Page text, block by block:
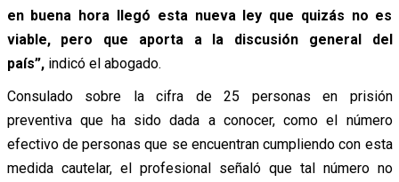
en buena hora llegó esta nueva ley que quizás no es
viable, pero que aporta a la discusión general del
país”,indicó el abogado.
Consulado sobre la cifra de 25 personas en prisión
preventiva que ha sido dada a conocer, como el número
efectivo de personas que se encuentran cumpliendo con esta
medida cautelar, el profesional señaló que tal número no